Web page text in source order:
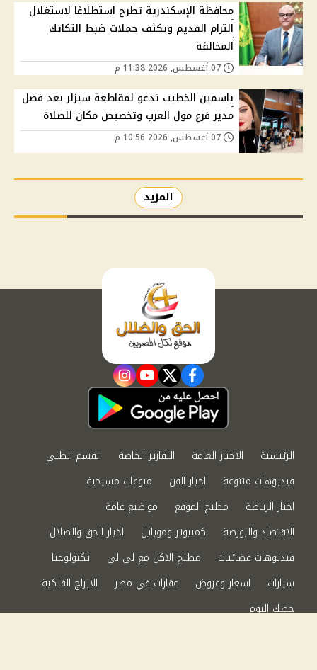
محافظة الإسكندرية تطرح استطلاعًا لاستغلال
الترام القديم وتكثف حملات ضبط التكاتك
المخالفة
ياسمين الخطيب تدعو لمقاطعة سيزلر بعد فصل
مدير فرع مول العرب وتخصيص مكان للصلاة
المزيد
facebook
twitter
youtube
instagram
الرئيسية الاخبار العامة التقارير الخاصة
القسم الطبي
فيديوهات متنوعة
اخبار الفن
منوعات مسيحية
اخبار الرياضة
مطبخ الموقع
مواضيع عامة
الاقتصاد والبورصة
كمبيوتر وموبايل
اخبار الحق والضلال
فيديوهات فضائيات
مطبخ الاكل مع لى لى
تكنولوجيا
سيارات
اسعار وعروض عقارات في مصر
الابراج الفلكية
حظك اليوم